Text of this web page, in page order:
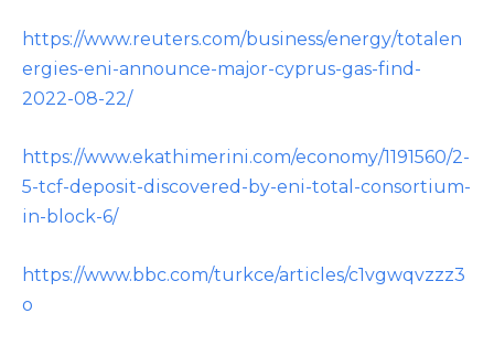
https://www.reuters.com/business/energy/totalen
ergies-eni-announce-major-cyprus-gas-find-
2022-08-22/
https://www.ekathimerini.com/economy/1191560/2-
5-tcf-deposit-discovered-by-eni-total-consortium-
in-block-6/
https://www.bbc.com/turkce/articles/c1vgwqvzzz3
o